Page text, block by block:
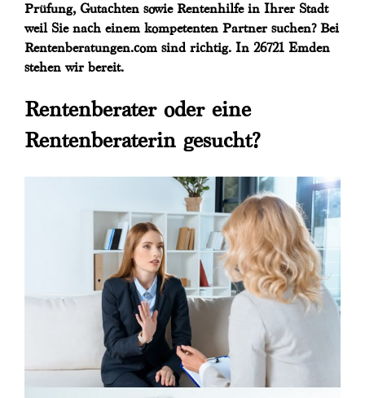
Prüfung, Gutachten sowie Rentenhilfe in Ihrer Stadt
weil Sie nach einem kompetenten Partner suchen? Bei
Rentenberatungen.com sind richtig. In 26721 Emden
stehen wir bereit.
Rentenberater oder eine
Rentenberaterin gesucht?